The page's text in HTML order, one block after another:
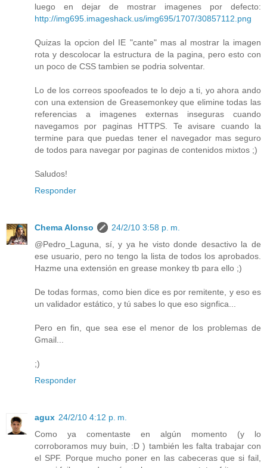
luego en dejar de mostrar imagenes por defecto:
http://img695.imageshack.us/img695/1707/30857112.png
Quizas la opcion del IE "cante" mas al mostrar la imagen
rota y descolocar la estructura de la pagina, pero esto con
un poco de CSS tambien se podria solventar.
Lo de los correos spoofeados te lo dejo a ti, yo ahora ando
con una extension de Greasemonkey que elimine todas las
referencias a imagenes externas inseguras cuando
navegamos por paginas HTTPS. Te avisare cuando la
termine para que puedas tener el navegador mas seguro
de todos para navegar por paginas de contenidos mixtos ;)
Saludos!
Responder
Chema Alonso
24/2/10 3:58 p. m.
@Pedro_Laguna, sí, y ya he visto donde desactivo la de
ese usuario, pero no tengo la lista de todos los aprobados.
Hazme una extensión en grease monkey tb para ello ;)
De todas formas, como bien dice es por remitente, y eso es
un validador estático, y tú sabes lo que eso signfica...
Pero en fin, que sea ese el menor de los problemas de
Gmail...
;)
Responder
agux 24/2/10 4:12 p. m.
Como ya comentaste en algún momento (y lo
corroboramos muy buin, :D ) también les falta trabajar con
el SPF. Porque mucho poner en las cabeceras que si fail,